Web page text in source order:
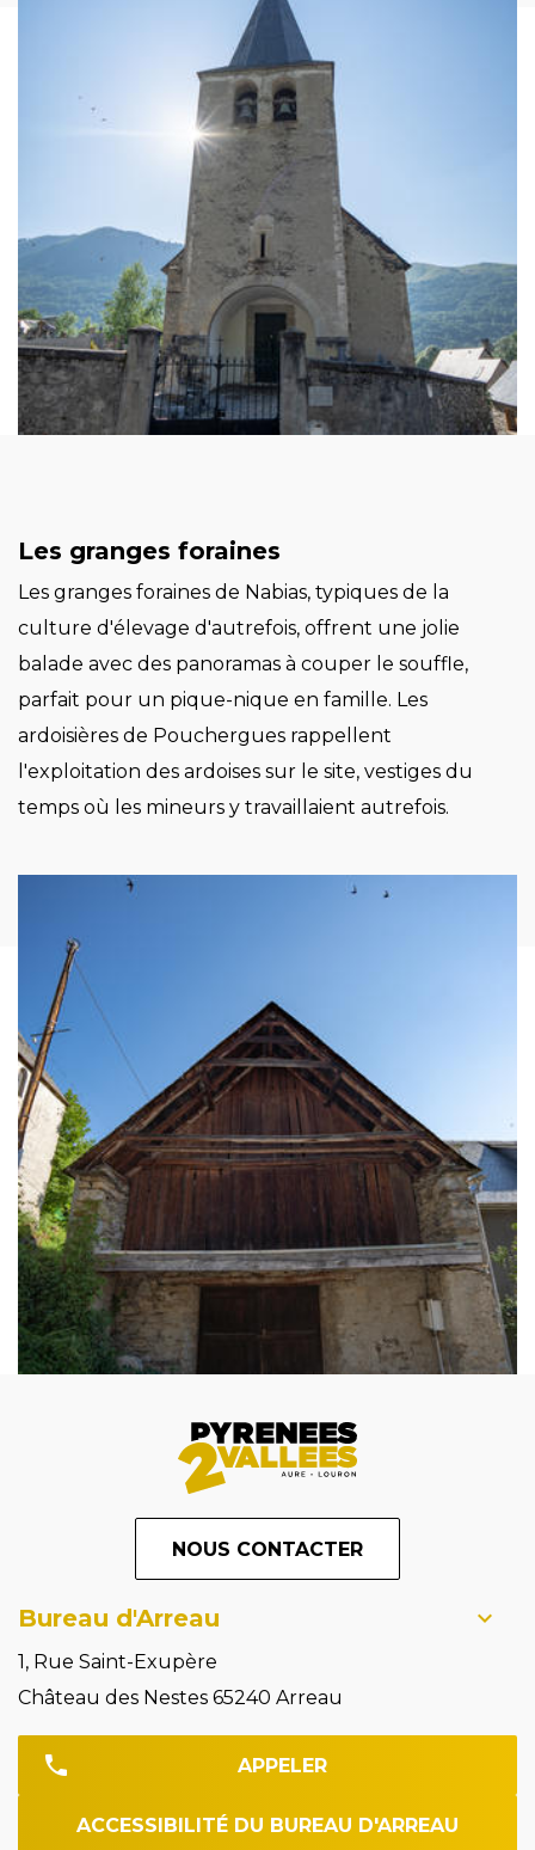
Les granges foraines
Les granges foraines de Nabias, typiques de la
culture d'élevage d'autrefois, offrent une jolie
balade avec des panoramas à couper le souffle,
parfait pour un pique-nique en famille. Les
ardoisières de Pouchergues rappellent
l'exploitation des ardoises sur le site, vestiges du
temps où les mineurs y travaillaient autrefois.
NOUS CONTACTER
Bureau d'Arreau
1, Rue Saint-Exupère
Château des Nestes 65240 Arreau
APPELER
ACCESSIBILITÉ DU BUREAU D'ARREAU